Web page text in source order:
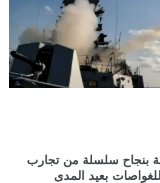
بنجاح سلسلة من تجارب
بعيد المدى